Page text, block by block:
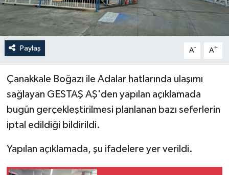
Paylaş A- A+
Çanakkale Boğazı ile Adalar hatlarında ulaşımı
sağlayan GESTAŞ AŞ'den yapılan açıklamada
bugün gerçekleştirilmesi planlanan bazı seferlerin
iptal edildiği bildirildi.
Yapılan açıklamada, şu ifadelere yer verildi.
Teknoloji
Yaşam